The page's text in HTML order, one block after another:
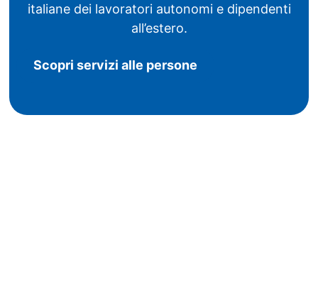
italiane dei lavoratori autonomi e dipendenti
all’estero.
Scopri servizi alle persone